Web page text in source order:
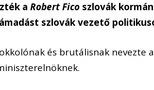
aRobert Fico szlovák
szlovák vezető
és brutálisnak nevezte